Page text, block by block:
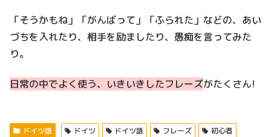
「そうかもね」「がんばって」「ふられた」などの、あい
づちを入れたり、相手を励ましたり、愚痴を言ってみた
り。
日常の中でよく使う、いきいきしたフレーズがたくさん!
ドイツ語 ドイツ ドイツ語 フレーズ
初心者